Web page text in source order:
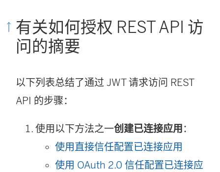
有关如何授权 REST API 访
问的摘要
以下列表总结了通过 JWT 请求访问 REST
API 的步骤：
使用以下方法之一创建已连接应用 ：
使用直接信任配置已连接应用
使用 OAuth 2.0 信任配置已连接应